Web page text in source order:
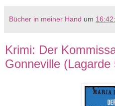
Bücher in meiner Hand um
Krimi: Der
Gonneville